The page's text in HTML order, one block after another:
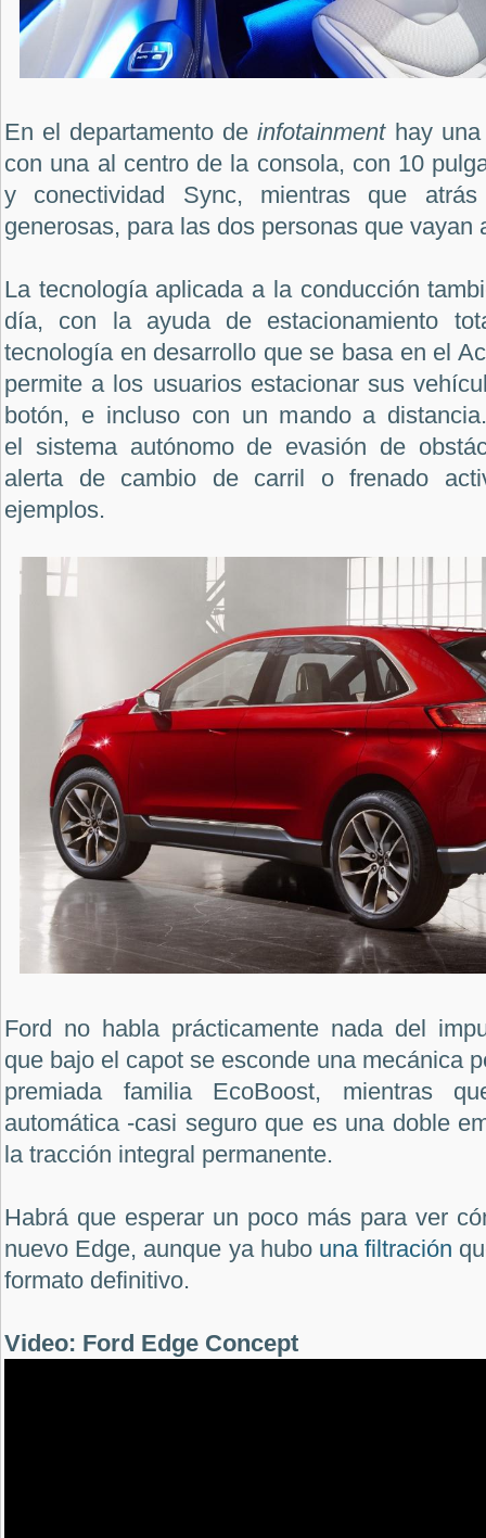
En el departamento deinfotainmenthay una
con una al centro de la consola, con 10
y conectividad Sync, mientras que
generosas, para las dos personas que vayan
La tecnología aplicada a la conducción
día, con la ayuda de estacionamiento
tecnología en desarrollo que se basa en el
permite a los usuarios estacionar sus
botón, e incluso con un mando a
el sistema autónomo de evasión de
alerta de cambio de carril o frenado
ejemplos.
Ford no habla prácticamente nada del
que bajo el capot se esconde una mecánica
premiada familia EcoBoost, mientras
automática -casi seguro que es una doble
la tracción integral permanente.
Habrá que esperar un poco más para ver
nuevo Edge, aunque ya hubo una filtración
formato definitivo.
Video: Ford Edge Concept